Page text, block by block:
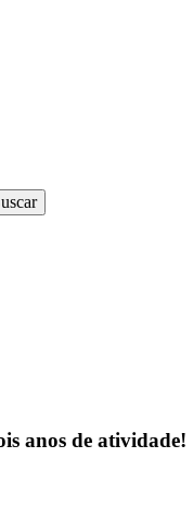
anos de atividade!